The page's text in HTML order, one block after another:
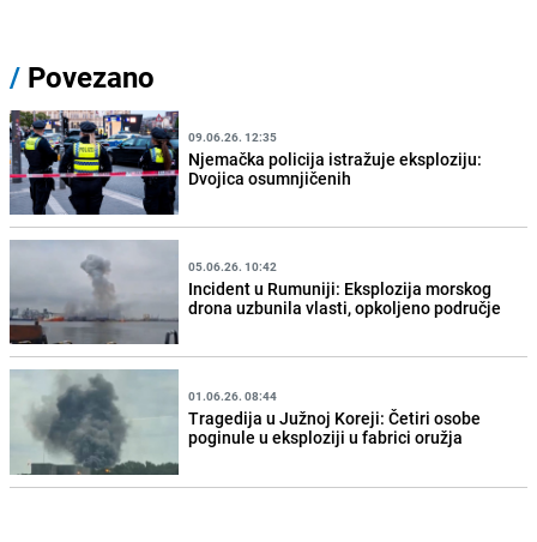
/ Povezano
09.06.26. 12:35
Njemačka policija istražuje eksploziju:
Dvojica osumnjičenih
05.06.26. 10:42
Incident u Rumuniji: Eksplozija morskog
drona uzbunila vlasti, opkoljeno područje
01.06.26. 08:44
Tragedija u Južnoj Koreji: Četiri osobe
poginule u eksploziji u fabrici oružja